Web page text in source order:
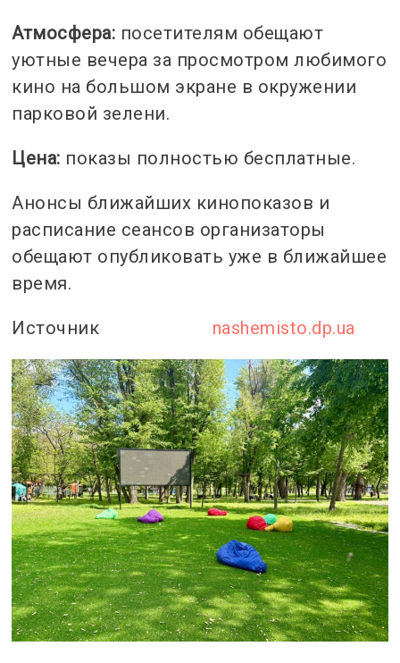
Атмосфера: посетителям обещают
уютные вечера за просмотром любимого
кино на большом экране в окружении
парковой зелени.
Цена: показы полностью бесплатные.
Анонсы ближайших кинопоказов и
расписание сеансов организаторы
обещают опубликовать уже в ближайшее
время.
Источник nashemisto.dp.ua